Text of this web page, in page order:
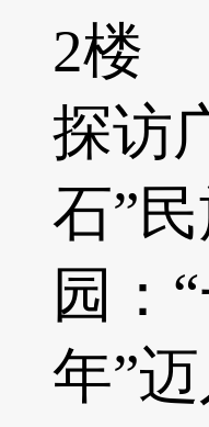
2楼
探访
石”
园：
年”